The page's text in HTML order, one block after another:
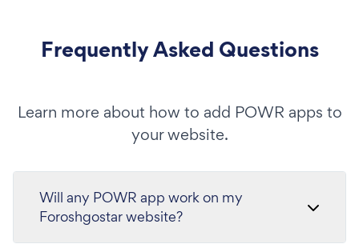
Frequently Asked Questions
Learn more about how to add POWR apps to
your website.
Will any POWR app work on my
Foroshgostar website?